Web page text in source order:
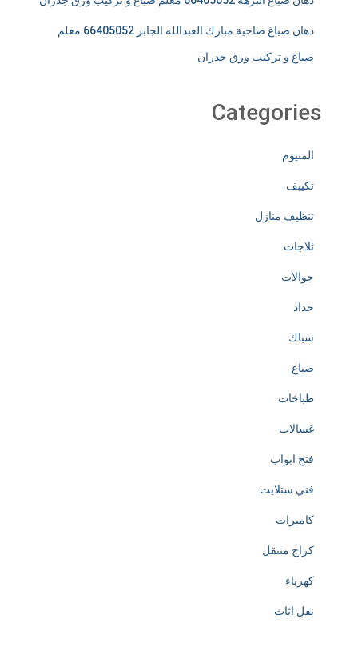
دهان صباغ ضاحية مبارك العبدالله الجابر 66405052 معلم
صباغ و تركيب ورق جدران
Categories
المنيوم
تكييف
تنظيف منازل
ثلاجات
جوالات
حداد
سباك
صباغ
طباخات
غسالات
فتح ابواب
فني ستلايت
كاميرات
كراج متنقل
كهرباء
نقل اثاث